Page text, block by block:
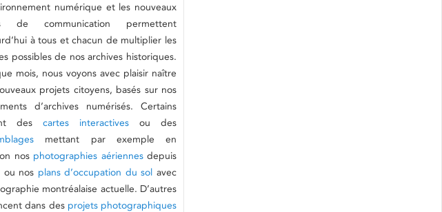
numérique et les nouveaux
de communication permettent
à tous et chacun de multiplier les
possibles de nos archives historiques.
mois, nous voyons avec plaisir naître
projets citoyens, basés sur nos
d’archives numérisés. Certains
des cartes interactives ou des
mettant par exemple en
nos photographies aériennesdepuis
ou nos plans d’occupation du sol avec
montréalaise actuelle. D’autres
dans des projets photographiques